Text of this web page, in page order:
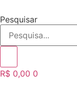
para
conteúdo
Pesquisar
R$ 0,00 0